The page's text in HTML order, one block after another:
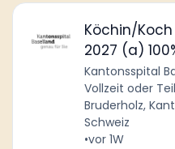
Köchin/Koch
2027 (a)
Kantonsspital
Vollzeit oder
Bruderholz,
Schweiz
•vor 1W